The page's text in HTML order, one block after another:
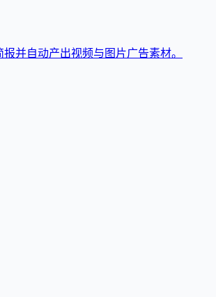
并自动产出视频与图片广告素材。